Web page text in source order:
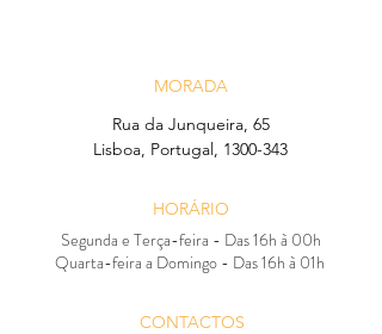
MORADA
Rua da Junqueira, 65
Lisboa, Portugal, 1300-343
HORÁRIO
Segunda e Terça-feira - Das 16h à 00h
Quarta-feira a Domingo - Das 16h à 01h
CONTACTOS